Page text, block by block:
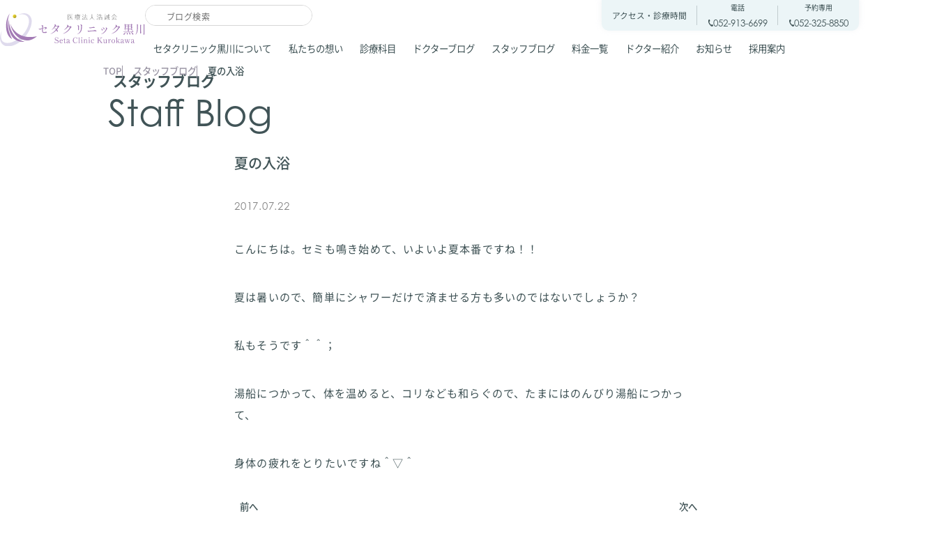
アクセス・診療時間
電話
052-913-6699
予約専用
052-325-8850
セタクリニック黒川について 私たちの想い 診療科目 ドクターブログ スタッフブログ 料金一覧 ドクター紹介 お知らせ 採用案内
スタッフブログ
Staff Blog
TOP スタッフブログ 夏の入浴
夏の入浴
2017.07.22
こんにちは。セミも鳴き始めて、いよいよ夏本番ですね！！
夏は暑いので、簡単にシャワーだけで済ませる方も多いのではないでしょうか？
私もそうです＾＾；
湯船につかって、体を温めると、コリなども和らぐので、たまにはのんびり湯船につかっ
て、
身体の疲れをとりたいですね＾▽＾
前へ 次へ